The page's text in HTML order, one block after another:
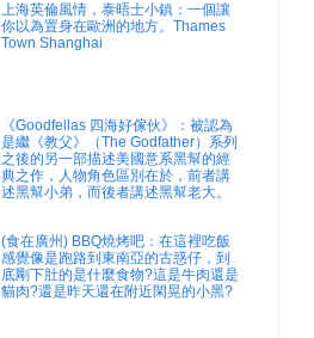
上海英倫風情，泰晤士小鎮：一個讓
你以為置身在歐洲的地方。Thames
Town Shanghai
《Goodfellas 四海好傢伙》：被認為
是繼《教父》（The Godfather）系列
之後的另一部描述美國意系黑幫的經
典之作，人物角色區別在於，前者講
述黑幫小弟，而後者講述黑幫老大。
(食在廣州) BBQ燒烤吧：在這裡吃飯
感覺像是跑路到東南亞的古惑仔，到
底剛下肚的是什麼食物?這是牛肉還是
貓肉?還是昨天還在附近閑晃的小黑?